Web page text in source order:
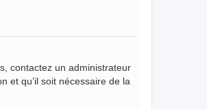
contactez un administrateur
et qu’il soit nécessaire de la